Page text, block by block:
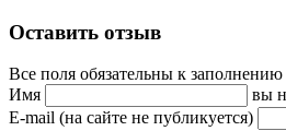
Оставить отзыв
Все поля обязательны к заполнению
Имя
вы
E-mail (на сайте не публикуется)